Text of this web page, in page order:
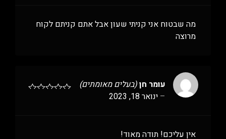
מה שבטוח אני קניתי שעון אבל אתם קניתם לקוח
מרוצה
עומר חן(בעלים מאומתים)
– ינואר 18, 2023
אין עליכם! תודה מאוד!